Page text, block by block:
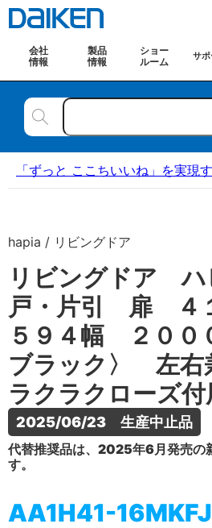
会社
情報
製品
情報
ショー
ルーム
サポ
「ずっと ここちいいね」を実現
hapia / リビングドア
リビングドア
戸・片引 扉 ４
５９４幅 ２０
ブラック〉 左
ラクラクローズ付
2025/06/23　生産中止品
代替推奨品は、2025年6月発売の
す。
AA1H41-